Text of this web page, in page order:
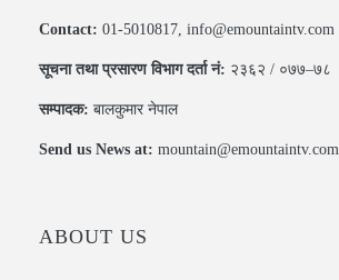
Contact: 01-5010817, info@emountaintv.com
सूचना तथा प्रसारण विभाग दर्ता नं: २३६२ / ०७७–७८
सम्पादक: बालकुमार नेपाल
Send us News at: mountain@emountaintv.com
ABOUT US